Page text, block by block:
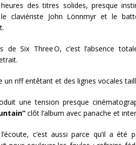
des titres solides, presque
claviériste John Lönnmyr et le
de Six Three O, c’est l’absence
un riff entêtant et des lignes vocales
une tension presque
clôt l’album avec panache et
c’est aussi parce qu’il a été